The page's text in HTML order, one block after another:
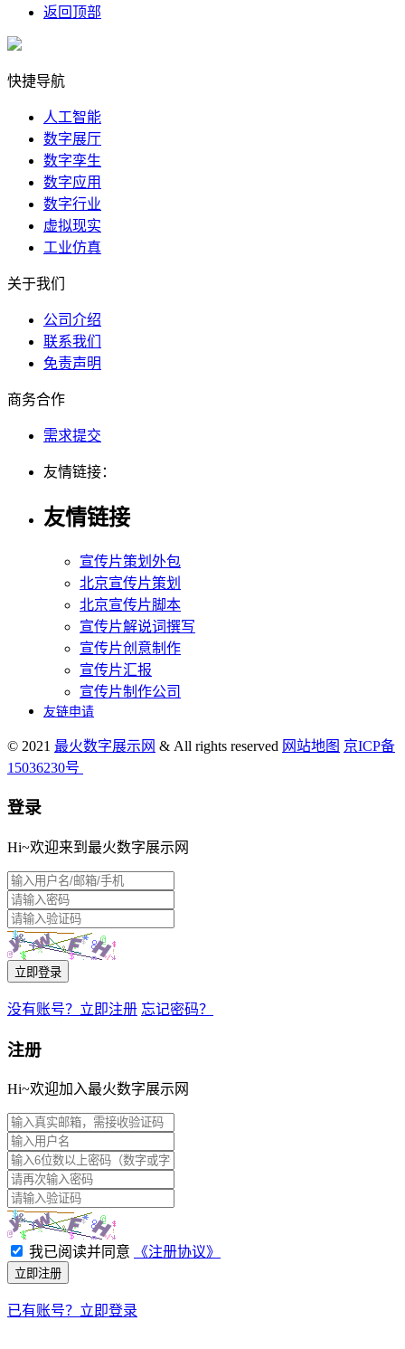
返回顶部
快捷导航
人工智能
数字展厅
数字孪生
数字应用
数字行业
虚拟现实
工业仿真
关于我们
公司介绍
联系我们
免责声明
商务合作
需求提交
友情链接：
友情链接
宣传片策划外包
北京宣传片策划
北京宣传片脚本
宣传片解说词撰写
宣传片创意制作
宣传片汇报
宣传片制作公司
友链申请
© 2021 最火数字展示网 & All rights reserved 网站地图 京ICP备
15036230号
登录
Hi~欢迎来到最火数字展示网
立即登录
没有账号？立即注册 忘记密码？
注册
Hi~欢迎加入最火数字展示网
我已阅读并同意 《注册协议》
立即注册
已有账号？立即登录